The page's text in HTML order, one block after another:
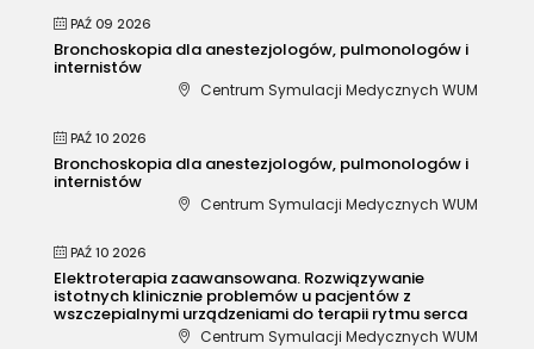
PAŹ 09 2026
Bronchoskopia dla anestezjologów, pulmonologów i
internistów
Centrum Symulacji Medycznych WUM
PAŹ 10 2026
Bronchoskopia dla anestezjologów, pulmonologów i
internistów
Centrum Symulacji Medycznych WUM
PAŹ 10 2026
Elektroterapia zaawansowana. Rozwiązywanie
istotnych klinicznie problemów u pacjentów z
wszczepialnymi urządzeniami do terapii rytmu serca
Centrum Symulacji Medycznych WUM